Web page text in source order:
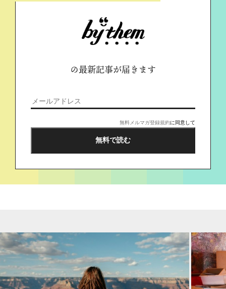
の最新記事が届きます
無料メルマガ登録規約に同意して